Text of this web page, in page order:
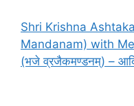
Shri Krishna
Mandanam) with
(भजे व्रजैकमण्डनम्) –